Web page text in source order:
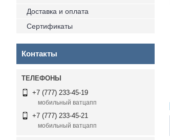
Доставка и оплата
Сертификаты
Контакты
+7 (777) 233-45-19
мобильный ватцапп
+7 (777) 233-45-21
мобильный ватцапп